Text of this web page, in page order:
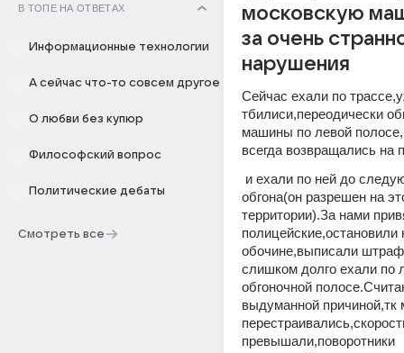
В ТОПЕ НА ОТВЕТАХ
Информационные технологии
А сейчас что-то совсем другое
О любви без купюр
Философский вопрос
Политические дебаты
Смотреть все
московскую
за очень
нарушения
Сейчас ехали по
тбилиси,переодически
машины по левой
всегда возвращались на
обгона(он разрешен на
территории).За нами
полицейские,остановили
обочине,выписали
слишком долго ехали по
обгоночной
выдуманной причиной,тк
превышали,поворотники